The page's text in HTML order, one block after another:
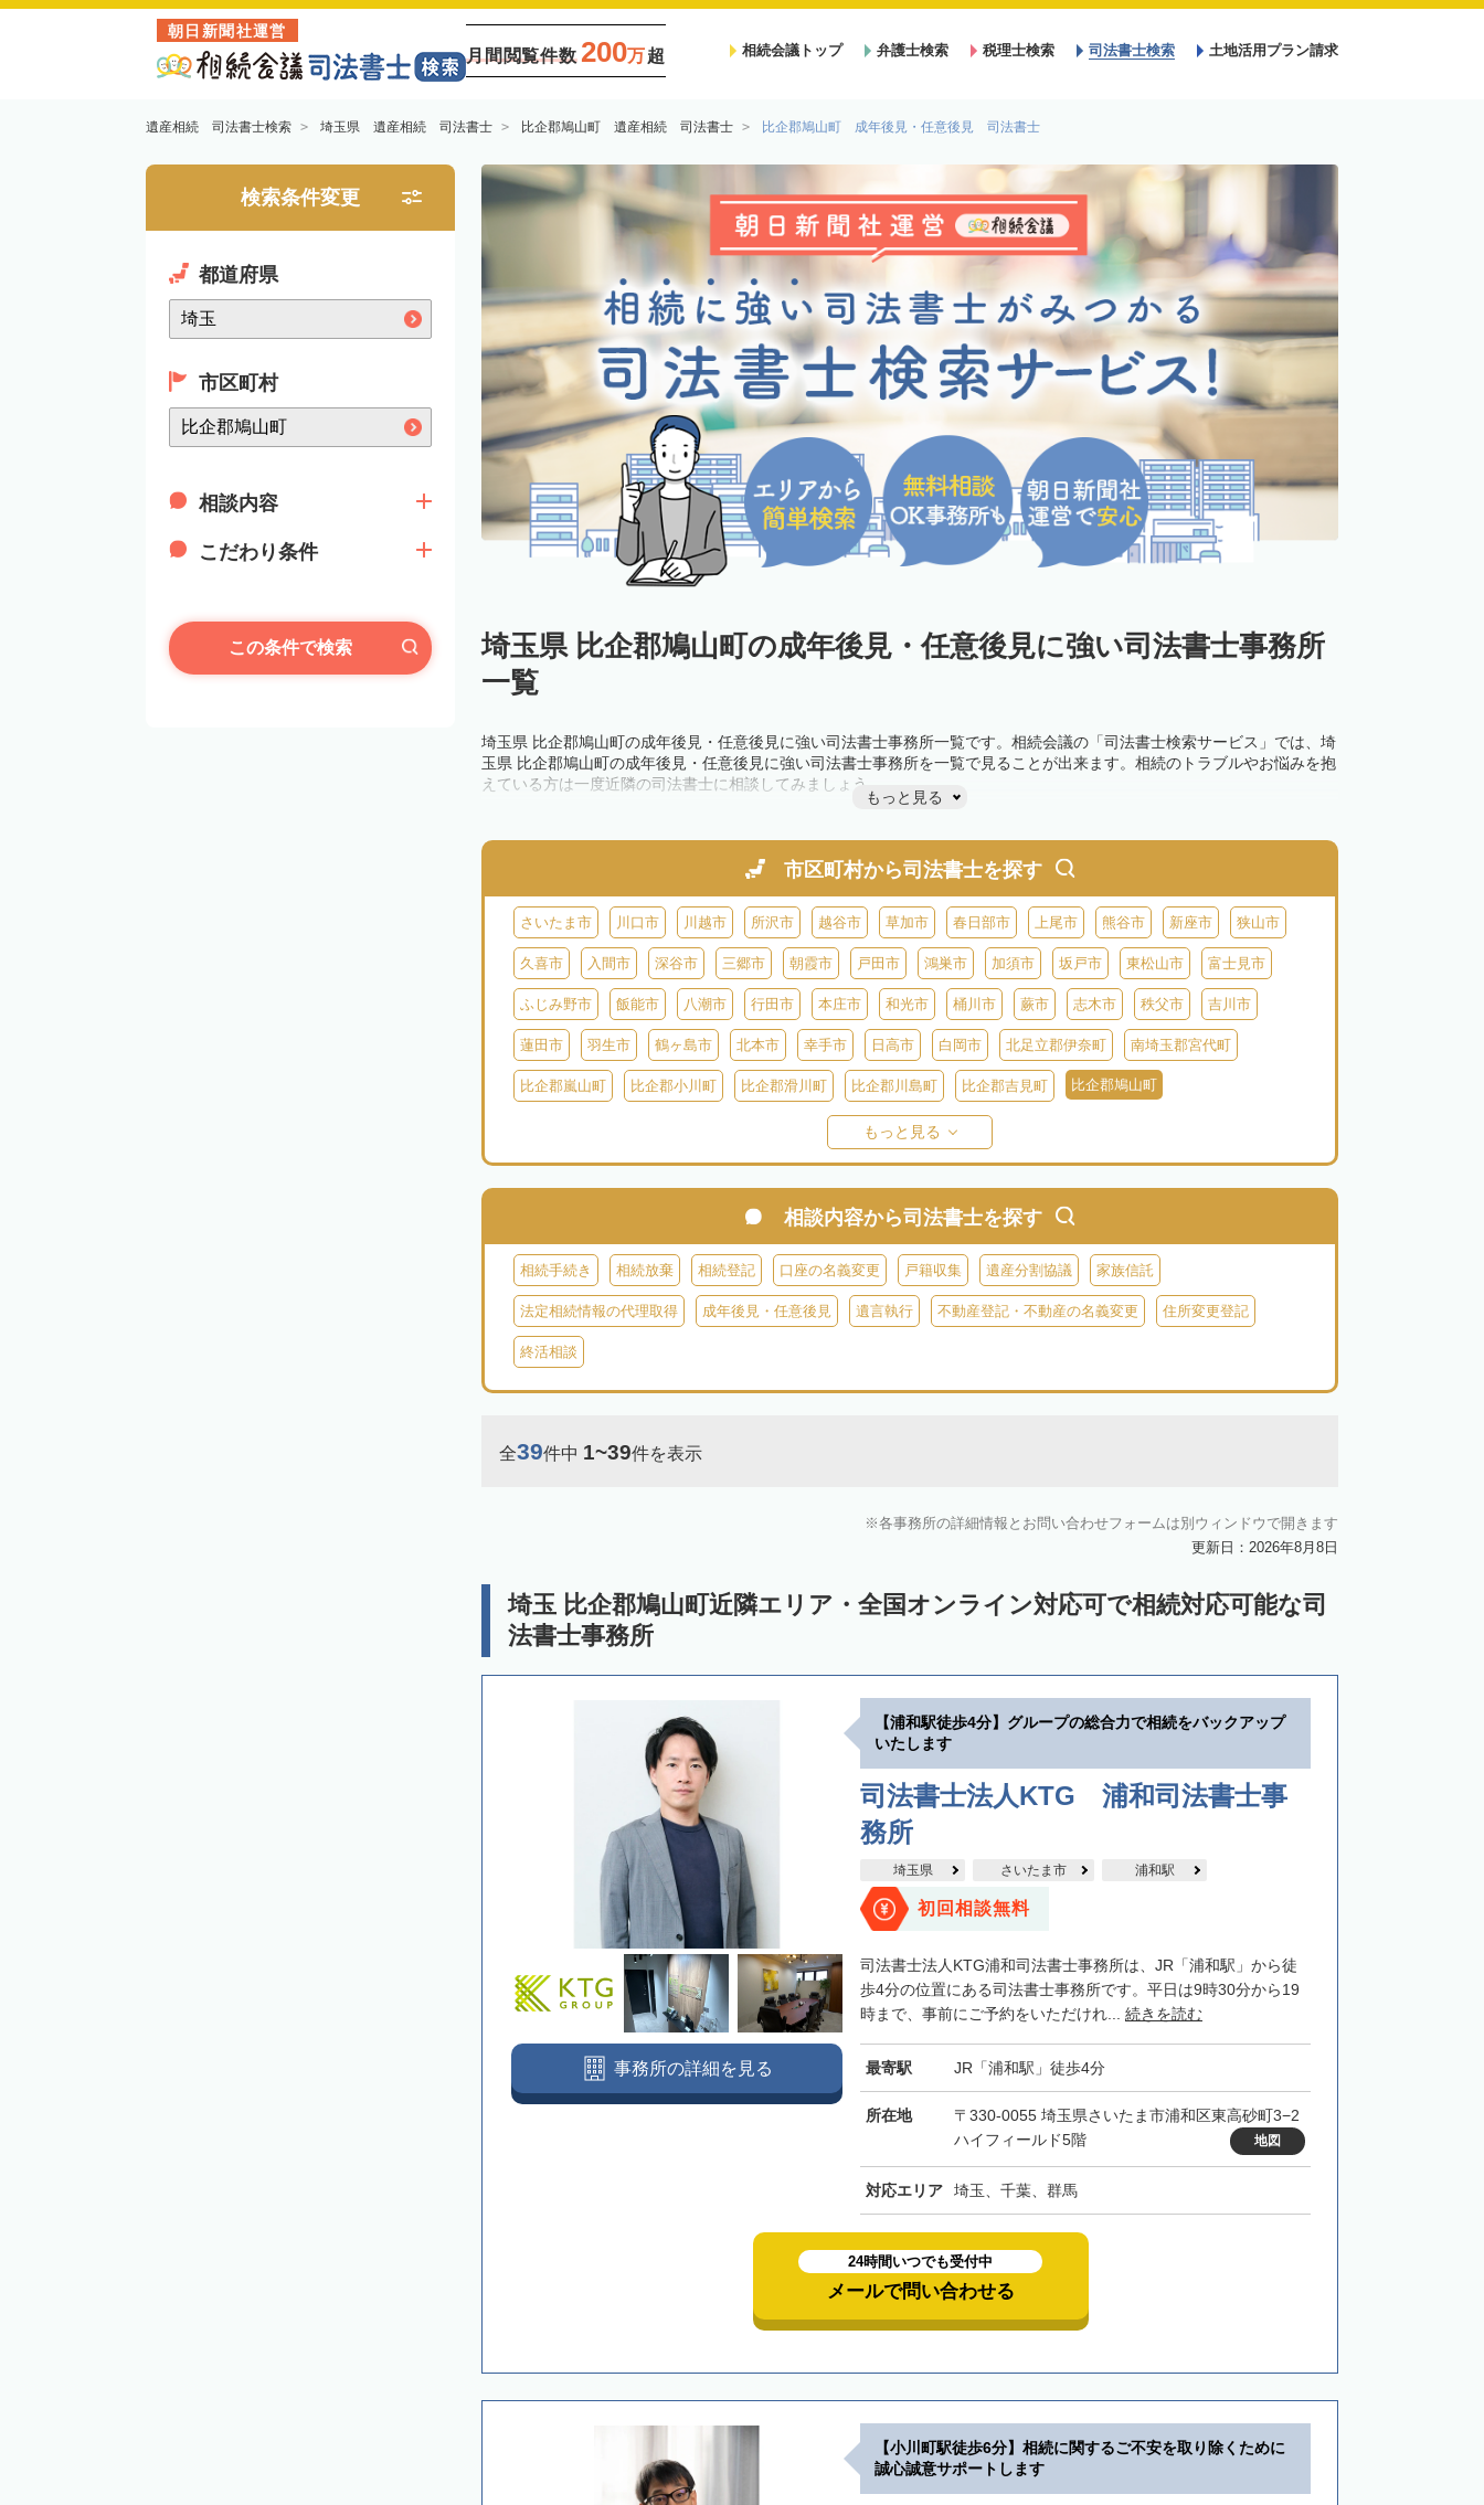
朝日新聞社運営
月間閲覧件数 200万超 相続会議トップ 弁護士検索 税理士検索 司法書士検索 土地活用プラン請求
遺産相続 司法書士検索 埼玉県 遺産相続 司法書士 比企郡鳩山町 遺産相続 司法書士 比企郡鳩山町 成年後見・任意後見 司法書士
検索条件変更
都道府県
市区町村
相談内容
こだわり条件
この条件で検索
埼玉県 比企郡鳩山町の成年後見・任意後見に強い司法書士事務所
一覧
埼玉県 比企郡鳩山町の成年後見・任意後見に強い司法書士事務所一覧です。相続会議の「司法書士検索サービス」では、埼
玉県 比企郡鳩山町の成年後見・任意後見に強い司法書士事務所を一覧で見ることが出来ます。相続のトラブルやお悩みを抱
えている方は一度近隣の司法書士に相談してみましょう。
もっと見る
市区町村から司法書士を探す
さいたま市 川口市 川越市 所沢市 越谷市 草加市 春日部市 上尾市 熊谷市 新座市 狭山市
久喜市 入間市 深谷市 三郷市 朝霞市 戸田市 鴻巣市 加須市 坂戸市 東松山市 富士見市
ふじみ野市 飯能市 八潮市 行田市 本庄市 和光市 桶川市 蕨市 志木市 秩父市 吉川市
蓮田市 羽生市 鶴ヶ島市 北本市 幸手市 日高市 白岡市 北足立郡伊奈町 南埼玉郡宮代町
比企郡嵐山町 比企郡小川町 比企郡滑川町 比企郡川島町 比企郡吉見町 比企郡鳩山町
入間郡毛呂山町 入間郡越生町
児玉郡上里町 児玉郡神川町 児玉郡美里町 大里郡寄居町 秩父郡小鹿野町 秩父郡皆野町 秩父郡横瀬町
もっと見る
相談内容から司法書士を探す
相続手続き 相続放棄 相続登記 口座の名義変更 戸籍収集 遺産分割協議 家族信託
法定相続情報の代理取得 成年後見・任意後見 遺言執行 不動産登記・不動産の名義変更 住所変更登記
終活相談
全39件中 1~39件を表示
各事務所の詳細情報とお問い合わせフォームは別ウィンドウで開きます
更新日：2026年8月8日
埼玉 比企郡鳩山町近隣エリア・全国オンライン対応可で相続対応可能な司
法書士事務所
【浦和駅徒歩4分】グループの総合力で相続をバックアップ
いたします
司法書士法人KTG 浦和司法書士事
務所
埼玉県 さいたま市 浦和駅
初回相談無料
司法書士法人KTG浦和司法書士事務所は、JR「浦和駅」から徒
歩4分の位置にある司法書士事務所です。平日は9時30分から19
時まで、事前にご予約をいただけれ... 続きを読む
最寄駅 JR「浦和駅」徒歩4分
所在地
〒330-0055 埼玉県さいたま市浦和区東高砂町3−2
ハイフィールド5階
地図
対応エリア 埼玉、千葉、群馬
事務所の詳細を見る
24時間いつでも受付中
メールで問い合わせる
【小川町駅徒歩6分】相続に関するご不安を取り除くために
誠心誠意サポートします